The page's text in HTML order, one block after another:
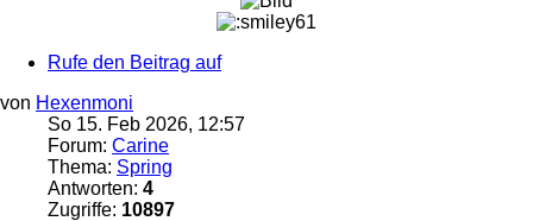
Rufe den Beitrag auf
von Hexenmoni
So 15. Feb 2026, 12:57
Forum: Carine
Thema: Spring
Antworten: 4
Zugriffe: 10897